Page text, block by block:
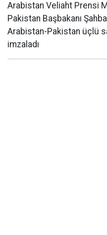
Arabistan Veliaht Prensi
Pakistan Başbakanı
Arabistan-Pakistan üçlü
imzaladı